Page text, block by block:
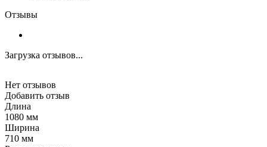
Отзывы
Загрузка отзывов...
Нет отзывов
Добавить отзыв
Длина
1080 мм
Ширина
710 мм